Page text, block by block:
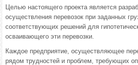
Целью настоящего проекта является
осуществления перевозок при заданных
соответствующих решений для
осваивающего эти перевозки.
Каждое предприятие, осуществляющее
рядом трудностей и проблем, требующих